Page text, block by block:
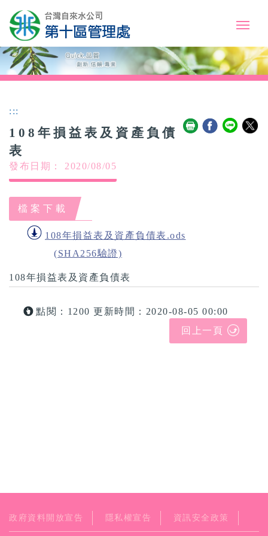
:::
108年損益表及資產負債
表
發布日期： 2020/08/05
檔案下載
108年損益表及資產負債表.ods
(SHA256驗證)
108年損益表及資產負債表
點閱：1200 更新時間：2020-08-05 00:00
回上一頁
政府資料開放宣告 隱私權宣告 資訊安全政策